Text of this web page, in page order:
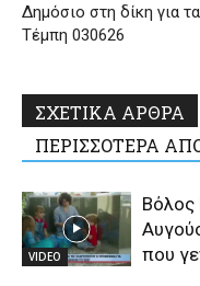
Δημόσιο στη δίκη για τα
Τέμπη 030626
ΣΧΕΤΙΚΑ ΑΡΘΡΑ
ΠΕΡΙΣΣΟΤΕΡΑ
VIDEO
Βόλος
που